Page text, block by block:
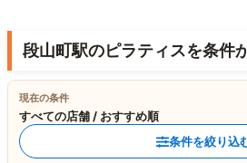
段山町駅のピラティスを条件
現在の条件
すべての店舗 / おすすめ順
条件を絞り込